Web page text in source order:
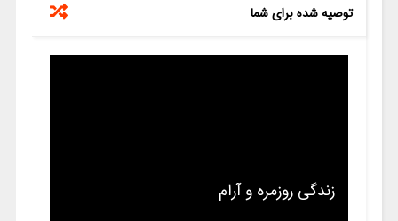
توصیه شده برای شما
زندگی روزمره و آرام